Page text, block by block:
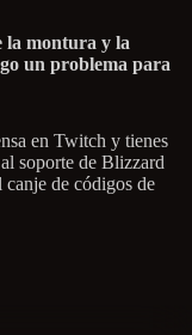
la montura y la
un problema para
en Twitch y tienes
soporte de Blizzard
canje de códigos de